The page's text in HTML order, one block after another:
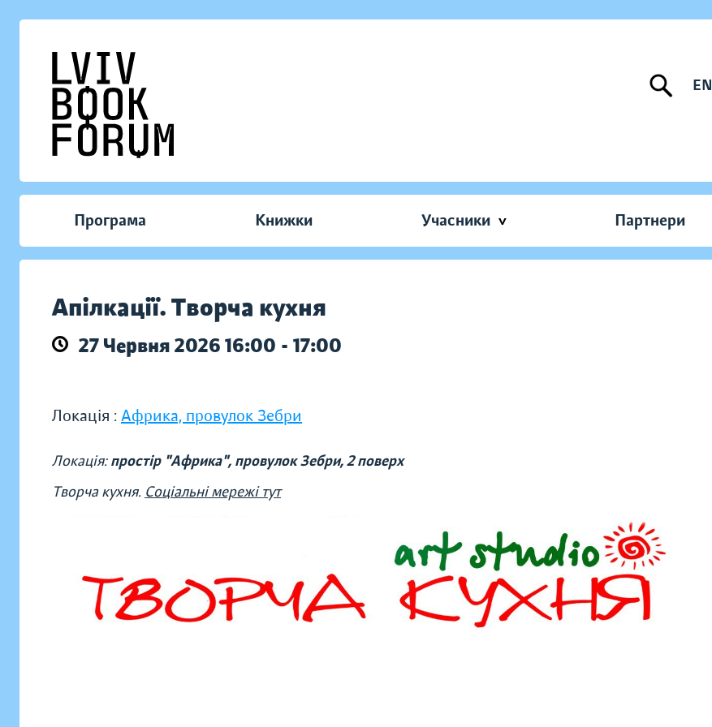
EN
Програма Книжки Учасники Партнери
Апілкації. Творча кухня
27 Червня 2026 16:00 - 17:00
Локація : Африка, провулок Зебри
Локація:простір "Африка", провулок Зебри, 2 поверх
Творча кухня. Соціальні мережі тут